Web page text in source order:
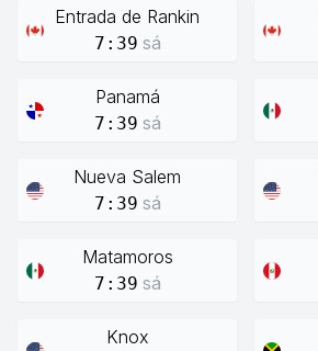
Entrada de Rankin
7:39 sá
Panamá
7:39 sá
Nueva Salem
7:39 sá
Matamoros
7:39 sá
Knox